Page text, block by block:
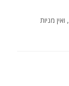
, ואין מניות